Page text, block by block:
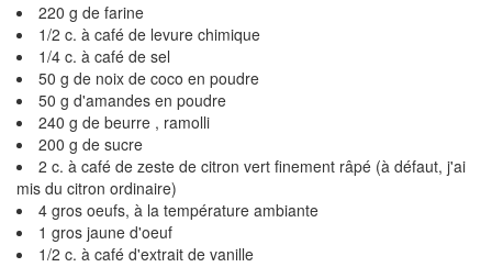
220 g de farine
1/2 c. à café de levure chimique
1/4 c. à café de sel
50 g de noix de coco en poudre
50 g d'amandes en poudre
240 g de beurre , ramolli
200 g de sucre
2 c. à café de zeste de citron vert finement râpé (à défaut, j'ai
mis du citron ordinaire)
4 gros oeufs, à la température ambiante
1 gros jaune d'oeuf
1/2 c. à café d'extrait de vanille